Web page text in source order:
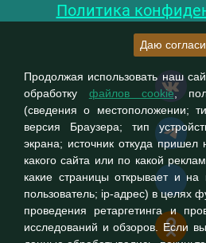
Политика
Даю
Продолжая использовать наш
обработку файлов cookie,
(сведения о местоположении;
версия Браузера; тип
экрана; источник откуда пришел
какого сайта или по какой
какие страницы открывает и на
пользователь; ip-адрес) в целях
проведения ретаргетинга и
исследований и обзоров. Если